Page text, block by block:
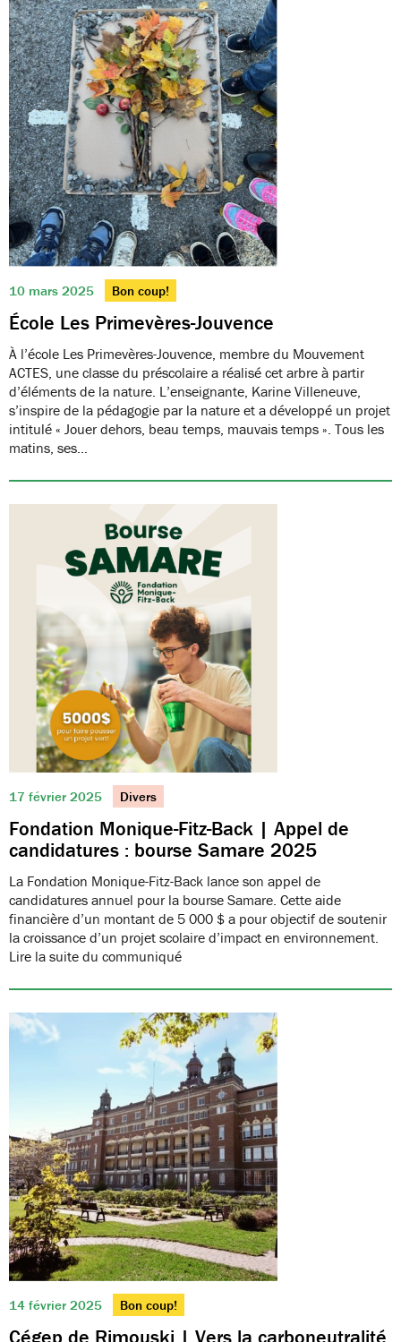
10 mars 2025 Bon coup!
École Les Primevères-Jouvence
À l’école Les Primevères-Jouvence, membre du Mouvement
ACTES, une classe du préscolaire a réalisé cet arbre à partir
d’éléments de la nature. L’enseignante, Karine Villeneuve,
s’inspire de la pédagogie par la nature et a développé un projet
intitulé « Jouer dehors, beau temps, mauvais temps ». Tous les
matins, ses…
17 février 2025 Divers
Fondation Monique-Fitz-Back | Appel de
candidatures : bourse Samare 2025
La Fondation Monique-Fitz-Back lance son appel de
candidatures annuel pour la bourse Samare. Cette aide
financière d’un montant de 5 000 $ a pour objectif de soutenir
la croissance d’un projet scolaire d’impact en environnement.
Lire la suite du communiqué
14 février 2025 Bon coup!
Cégep de Rimouski | Vers la carboneutralité